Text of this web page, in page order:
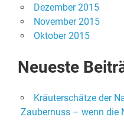
Dezember 2015
November 2015
Oktober 2015
Neueste
Kräuterschätze der
Zaubernuss – wenn die